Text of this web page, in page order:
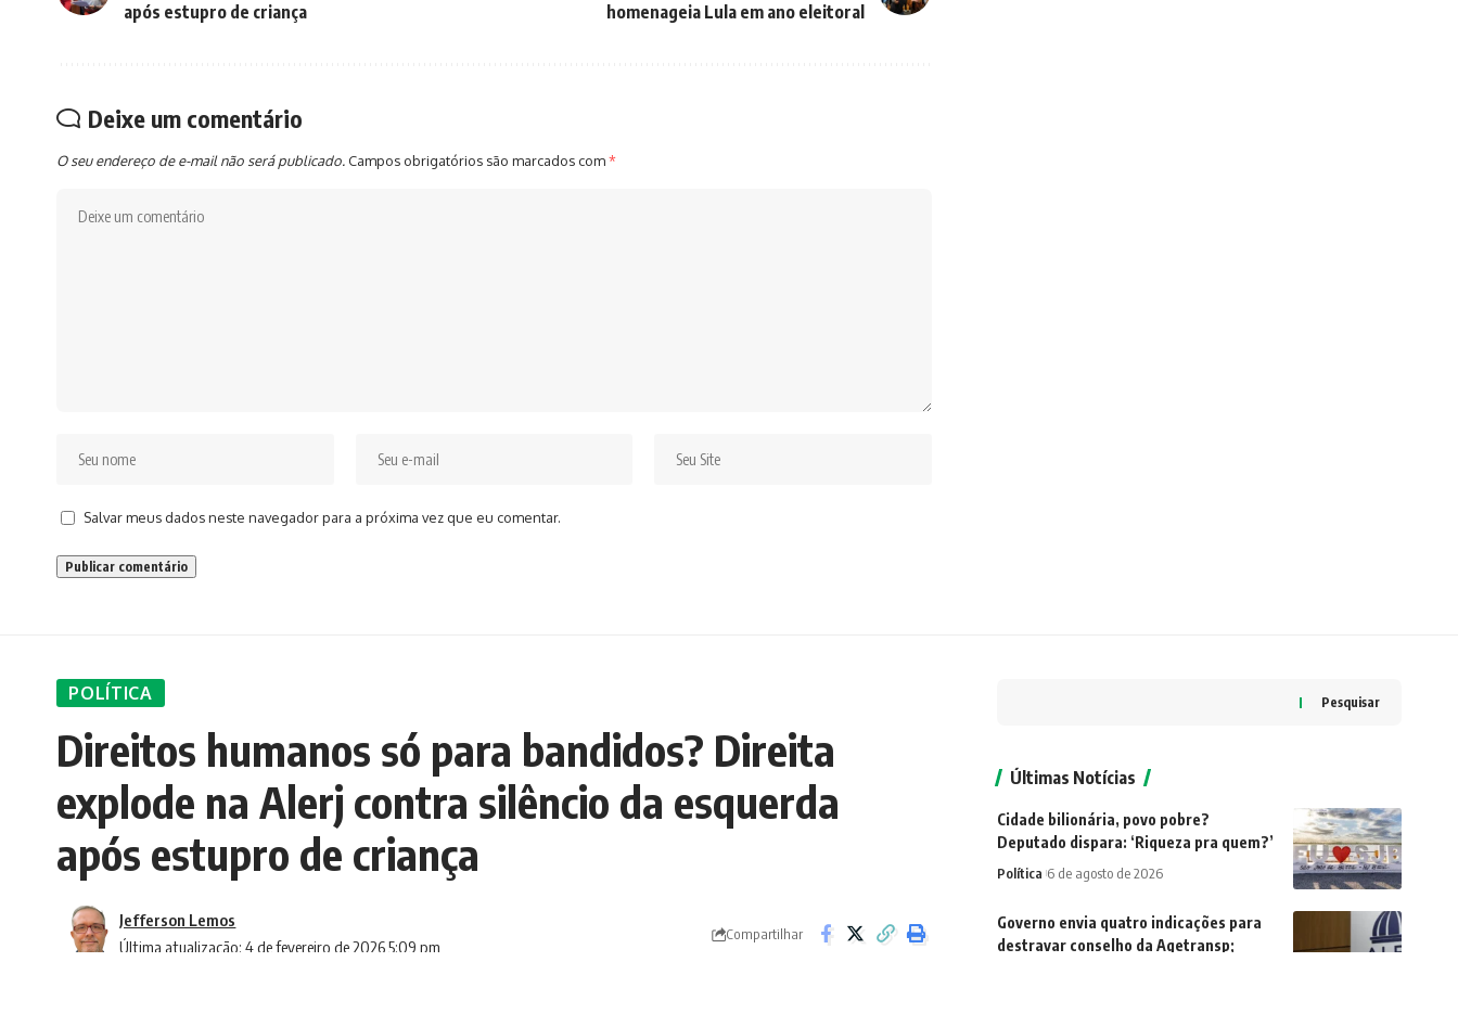
após estupro de criança
homenageia Lula em ano eleitoral
Deixe um comentário
O seu endereço de e-mail não será publicado. Campos obrigatórios são marcados com*
Salvar meus dados neste navegador para a próxima vez que eu comentar.
POLÍTICA
Direitos humanos só para bandidos? Direita
explode na Alerj contra silêncio da esquerda
após estupro de criança
Última atualização: 4 de fevereiro de 2026 5:09 pm
Jefferson Lemos
Compartilhar
Pesquisar
Últimas Notícias
Cidade bilionária, povo pobre?
Deputado dispara: ‘Riqueza pra quem?’
Política 6 de agosto de 2026
Governo envia quatro indicações para
destravar conselho da Agetransp;